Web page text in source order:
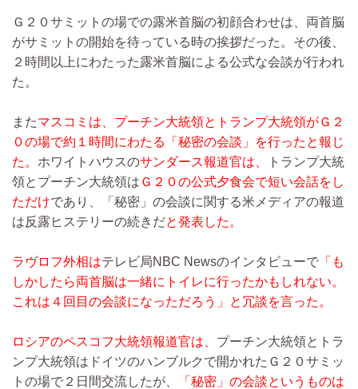
Ｇ２０サミットの場での露米首脳の初顔合わせは、両首脳
がサミットの開始を待っている時の挨拶だった。その後、
２時間以上にわたった露米首脳による公式な会談が行われ
た。
またマスコミは、プーチン大統領とトランプ大統領がＧ２
０の場で約１時間にわたる「秘密の会談」を行ったと報じ
た。 ホワイトハウスのサンダース報道官は、
トランプ大統
領とプーチン大統領は Ｇ２０の公式夕食会で短い会話をし
ただけであり、「秘密」の会談に関する米メディアの報道
は反露ヒステリーの続きだと発表した。
ラヴロフ外相はテレビ局NBC Newsのインタビューで 「も
しかしたら両首脳は一緒にトイレに行ったかもしれない。
これは４回目の会談になっただろう」と冗談を言った。
ロシアのペスコフ大統領報道官は、 プーチン大統領とトラ
ンプ大統領はドイツのハンブルクで開かれたＧ２０サミッ
トの場で２日間交流したが、
「秘密」の会談というものは